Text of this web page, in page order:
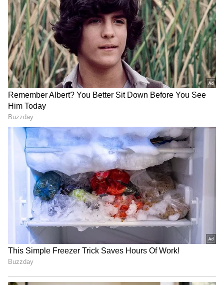
3
9
அந்த வகையில் தற்போது இருவரும்
ஜோடியாக சவுதி அரேபியாவிற்கு சுற்றுலா
சென்றிருக்கிறார்கள். உடன்
குழந்தைகளையும் அழைத்து
சென்றுள்ளனர்.